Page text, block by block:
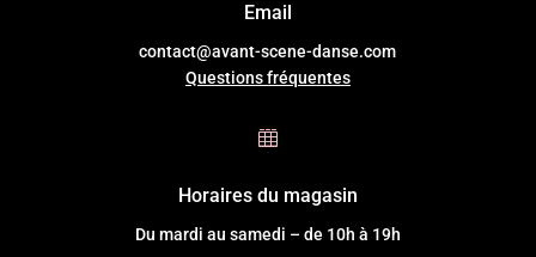
Email
contact@avant-scene-danse.com
Questions fréquentes

Horaires du magasin
Du mardi au samedi – de 10h à 19h